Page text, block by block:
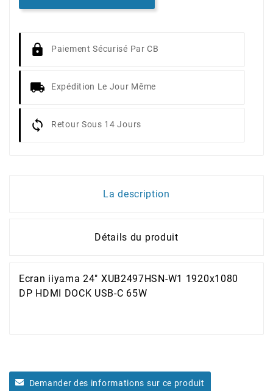
Paiement Sécurisé Par CB
Expédition Le Jour Même
Retour Sous 14 Jours
La description
Détails du produit
Ecran iiyama 24" XUB2497HSN-W1 1920x1080
DP HDMI DOCK USB-C 65W
Demander des informations sur ce produit